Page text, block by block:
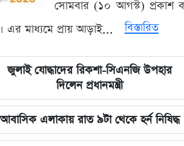
সোমবার (১০ আগস্ট) প্রকাশ
এর মাধ্যমে প্রায় আড়াই...
বিস্তারিত
জুলাই যোদ্ধাদের রিকশা-সিএনজি উপহার
দিলেন প্রধানমন্ত্রী
আবাসিক এলাকায় রাত ৯টা থেকে হর্ন নিষিদ্ধ